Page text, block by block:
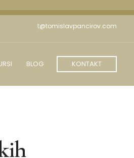
t@tomislavpancirov.com
BLOG KONTAKT